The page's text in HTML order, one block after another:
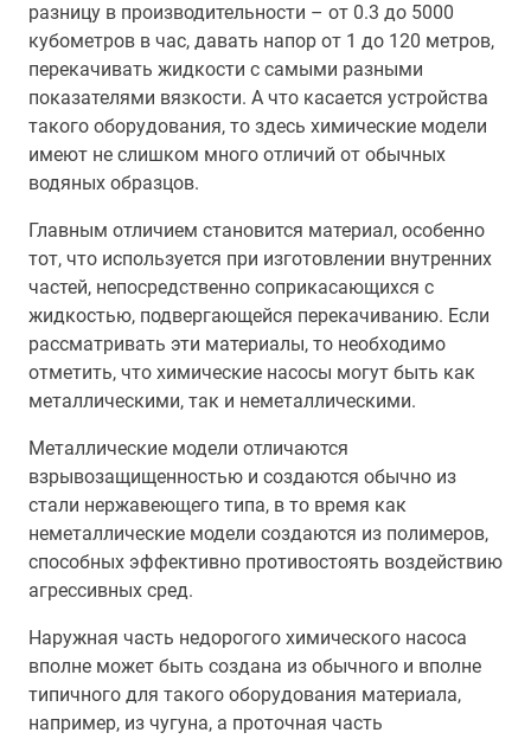
разницу в производительности – от 0.3 до 5000
кубометров в час, давать напор от 1 до 120 метров,
перекачивать жидкости с самыми разными
показателями вязкости. А что касается устройства
такого оборудования, то здесь химические модели
имеют не слишком много отличий от обычных
водяных образцов.
Главным отличием становится материал, особенно
тот, что используется при изготовлении внутренних
частей, непосредственно соприкасающихся с
жидкостью, подвергающейся перекачиванию. Если
рассматривать эти материалы, то необходимо
отметить, что химические насосы могут быть как
металлическими, так и неметаллическими.
Металлические модели отличаются
взрывозащищенностью и создаются обычно из
стали нержавеющего типа, в то время как
неметаллические модели создаются из полимеров,
способных эффективно противостоять воздействию
агрессивных сред.
Наружная часть недорогого химического насоса
вполне может быть создана из обычного и вполне
типичного для такого оборудования материала,
например, из чугуна, а проточная часть